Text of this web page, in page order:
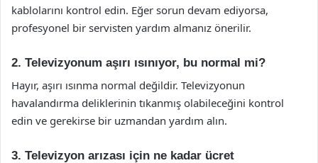
kablolarını kontrol edin. Eğer sorun devam ediyorsa,
profesyonel bir servisten yardım almanız önerilir.
2. Televizyonum aşırı ısınıyor, bu normal mi?
Hayır, aşırı ısınma normal değildir. Televizyonun
havalandırma deliklerinin tıkanmış olabileceğini kontrol
edin ve gerekirse bir uzmandan yardım alın.
3. Televizyon arızası için ne kadar ücret